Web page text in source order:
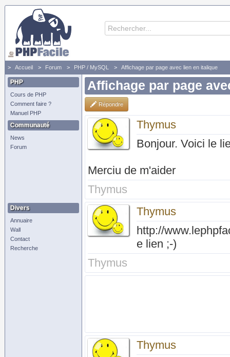
Accueil Forum PHP / MySQL Affichage par page avec lien en italique
PHP
Cours de PHP
Comment faire ?
Manuel PHP
Communauté
News
Forum
Divers
Annuaire
Wall
Contact
Recherche
Affichage par page
Répondre
Thymus
Bonjour. Voici le
Merciu de m'aider
Thymus
Thymus
http://
e lien ;-)
Thymus
Thymus